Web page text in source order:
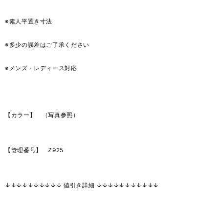
※素人平置き寸法
※多少の誤差はご了承ください
※メンズ・レディース対応
【カラー】 （写真参照）
【管理番号】 Z925
↓↓↓↓↓↓↓↓↓↓ 値引き詳細 ↓↓↓↓↓↓↓↓↓↓↓